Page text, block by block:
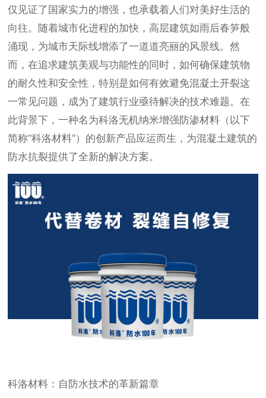
仅见证了国家实力的增强，也承载着人们对美好生活的
向往。随着城市化进程的加快，高层建筑如雨后春笋般
涌现，为城市天际线增添了一道道亮丽的风景线。然
而，在追求建筑美观与功能性的同时，如何确保建筑物
的耐久性和安全性，特别是如何有效避免混凝土开裂这
一常见问题，成为了建筑行业亟待解决的技术难题。在
此背景下，一种名为科洛无机纳米增强防渗材料（以下
简称“科洛材料”）的创新产品应运而生，为混凝土建筑的
防水抗裂提供了全新的解决方案。
科洛材料：自防水技术的革新篇章